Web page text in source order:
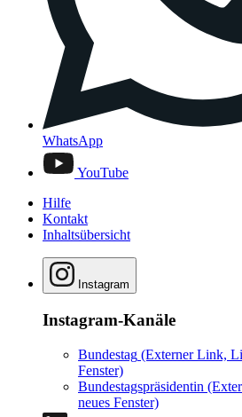
WhatsApp
YouTube
Hilfe
Kontakt
Inhaltsübersicht
Instagram
Instagram-Kanäle
Bundestag (Externer Link,
Fenster)
Bundestagspräsidentin
neues Fenster)